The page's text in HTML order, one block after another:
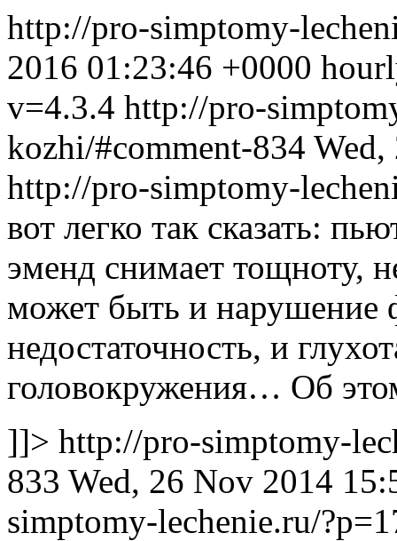
http://pro-simptomy-
2016 01:23:46 +0000
v=4.3.4 http://pro-
kozhi/#comment-834
http://pro-simptomy-
вот легко так сказать:
эменд снимает тощноту,
может быть и нарушение
недостаточность, и
головокружения… Об
]]> http://pro-simptomy-
833 Wed, 26 Nov 2014
simptomy-lechenie.ru/